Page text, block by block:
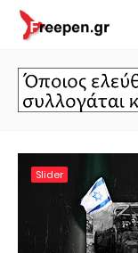
Slider